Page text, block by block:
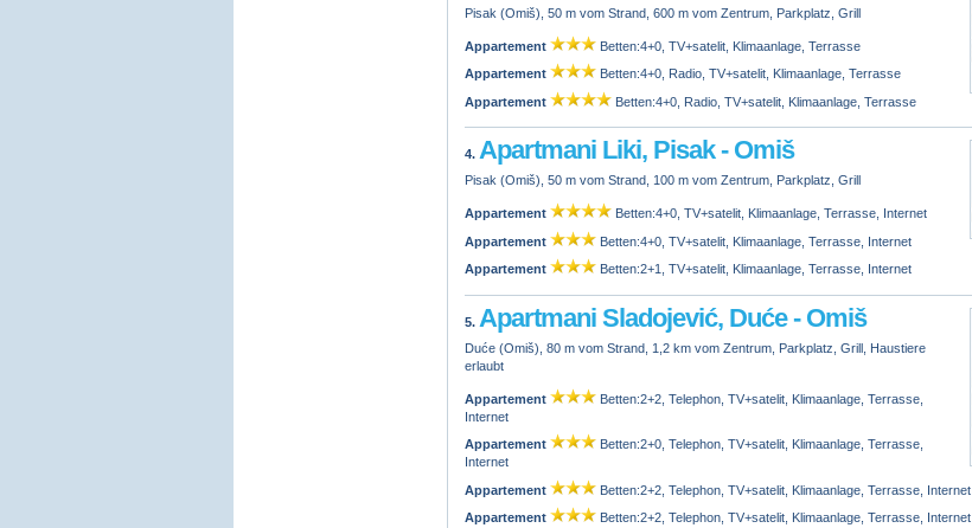
Pisak (Omiš), 50 m vom Strand, 600 m vom Zentrum, Parkplatz, Grill
Appartement
Betten:4+0, TV+satelit, Klimaanlage, Terrasse
Appartement
Betten:4+0, Radio, TV+satelit, Klimaanlage, Terrasse
Appartement
Betten:4+0, Radio, TV+satelit, Klimaanlage, Terrasse
4. Apartmani Liki, Pisak - Omiš
Pisak (Omiš), 50 m vom Strand, 100 m vom Zentrum, Parkplatz, Grill
Appartement
Betten:4+0, TV+satelit, Klimaanlage, Terrasse, Internet
Appartement
Betten:4+0, TV+satelit, Klimaanlage, Terrasse, Internet
Appartement
Betten:2+1, TV+satelit, Klimaanlage, Terrasse, Internet
5. Apartmani Sladojević, Duće - Omiš
Duće (Omiš), 80 m vom Strand, 1,2 km vom Zentrum, Parkplatz, Grill, Haustiere
erlaubt
Appartement
Betten:2+2, Telephon, TV+satelit, Klimaanlage, Terrasse,
Internet
Appartement
Betten:2+0, Telephon, TV+satelit, Klimaanlage, Terrasse,
Internet
Appartement
Betten:2+2, Telephon, TV+satelit, Klimaanlage, Terrasse, Internet
Appartement
Betten:2+2, Telephon, TV+satelit, Klimaanlage, Terrasse, Internet